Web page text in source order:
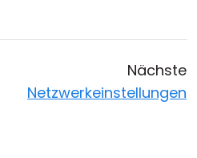
Nächste
Netzwerkeinstellungen